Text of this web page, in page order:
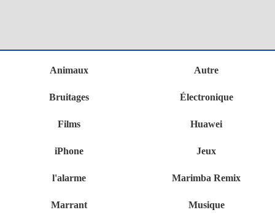
Animaux Autre
Bruitages Électronique
Films Huawei
iPhone Jeux
l'alarme Marimba Remix
Marrant Musique